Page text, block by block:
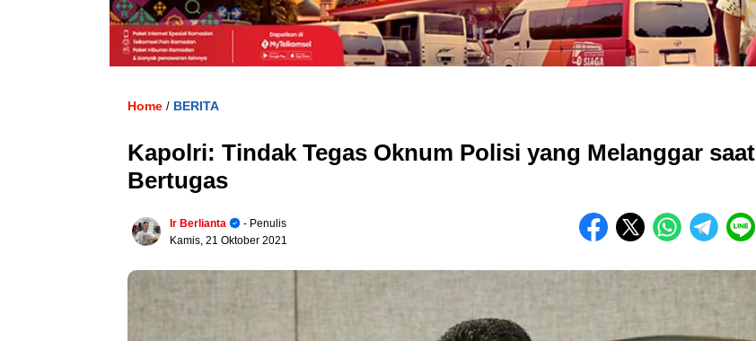
Home / BERITA
Kapolri: Tindak Tegas Oknum Polisi yang Melanggar saat
Bertugas
Ir Berlianta
- Penulis
Kamis, 21 Oktober 2021